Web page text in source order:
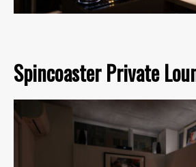
Spincoaster Private